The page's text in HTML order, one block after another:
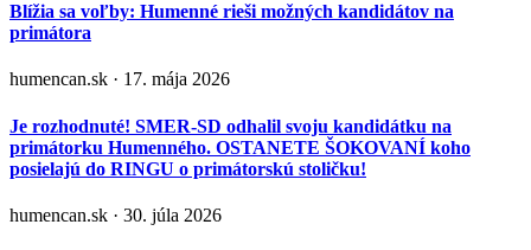
Blížia sa voľby: Humenné rieši možných kandidátov na
primátora
humencan.sk · 17. mája 2026
Je rozhodnuté! SMER-SD odhalil svoju kandidátku na
primátorku Humenného. OSTANETE ŠOKOVANÍ koho
posielajú do RINGU o primátorskú stoličku!
humencan.sk · 30. júla 2026